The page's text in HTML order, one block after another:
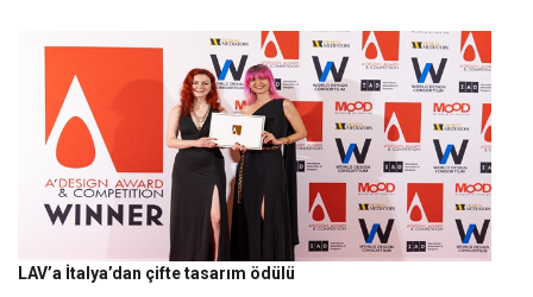
LAV’a İtalya’dan çifte tasarım ödülü